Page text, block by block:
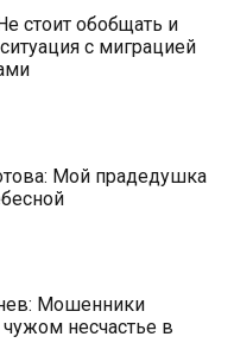
стоит обобщать и
с миграцией
Мой прадедушка
Мошенники
несчастье в